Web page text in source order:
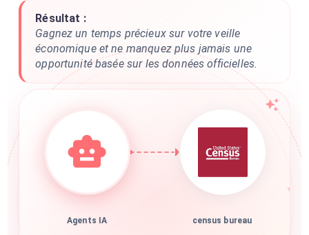
Résultat :
Gagnez un temps précieux sur votre veille
économique et ne manquez plus jamais une
opportunité basée sur les données officielles.
Agents IA census bureau